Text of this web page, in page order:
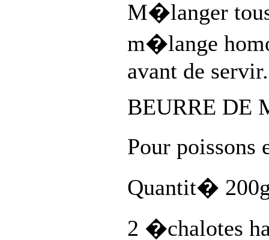
M�langer
m�lange
avant de servir.
BEURRE DE
Pour
Quantit�
2 �chalotes